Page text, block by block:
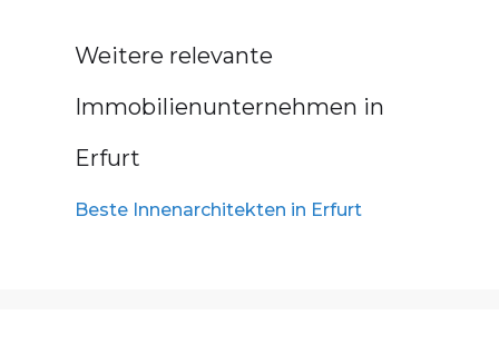
Weitere relevante
Immobilienunternehmen in
Erfurt
Beste Innenarchitekten in Erfurt